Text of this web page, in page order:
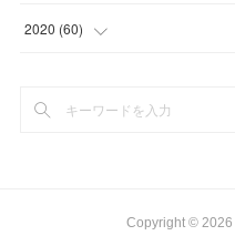
(39 )
(
2020 (60)
(
Copyright © 2026